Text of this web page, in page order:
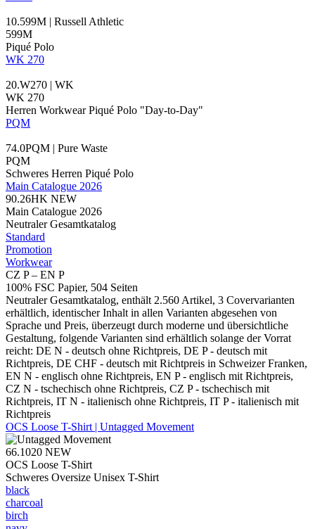
10.599M | Russell Athletic
599M
Piqué Polo
WK 270
20.W270 | WK
WK 270
Herren Workwear Piqué Polo "Day-to-Day"
PQM
74.0PQM | Pure Waste
PQM
Schweres Herren Piqué Polo
Main Catalogue 2026
90.26HK NEW
Main Catalogue 2026
Neutraler Gesamtkatalog
Standard
Promotion
Workwear
CZ P – EN P
100% FSC Papier, 504 Seiten
Neutraler Gesamtkatalog, enthält 2.560 Artikel, 3 Covervarianten
erhältlich, identischer Inhalt in allen Varianten abgesehen von
Sprache und Preis, überzeugt durch moderne und übersichtliche
Gestaltung, folgende Varianten sind erhältlich solange der Vorrat
reicht: DE N - deutsch ohne Richtpreis, DE P - deutsch mit
Richtpreis, DE CHF - deutsch mit Richtpreis in Schweizer Franken,
EN N - englisch ohne Richtpreis, EN P - englisch mit Richtpreis,
CZ N - tschechisch ohne Richtpreis, CZ P - tschechisch mit
Richtpreis, IT N - italienisch ohne Richtpreis, IT P - italienisch mit
Richtpreis
OCS Loose T-Shirt | Untagged Movement
66.1020 NEW
OCS Loose T-Shirt
Schweres Oversize Unisex T-Shirt
black
charcoal
birch